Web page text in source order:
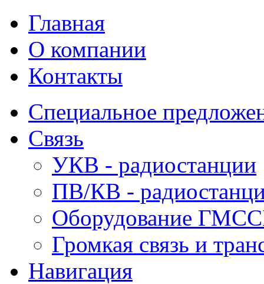
Главная
О компании
Контакты
Специальное
Связь
УКВ - радиостанции
ПВ/КВ -
Оборудование
Громкая связь и
Навигация